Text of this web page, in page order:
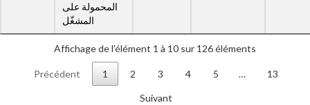
المحمولة على
المشغّل
Affichage de l'élément 1 à 10 sur 126 éléments
Précédent 1 2 3 4 5 … 13
Suivant